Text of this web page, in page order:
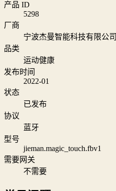
产品 ID
5298
厂商
宁波杰曼智能科技有限公司
品类
运动健康
发布时间
2022-01
状态
已发布
协议
蓝牙
型号
jieman.magic_touch.fbv1
需要网关
不需要